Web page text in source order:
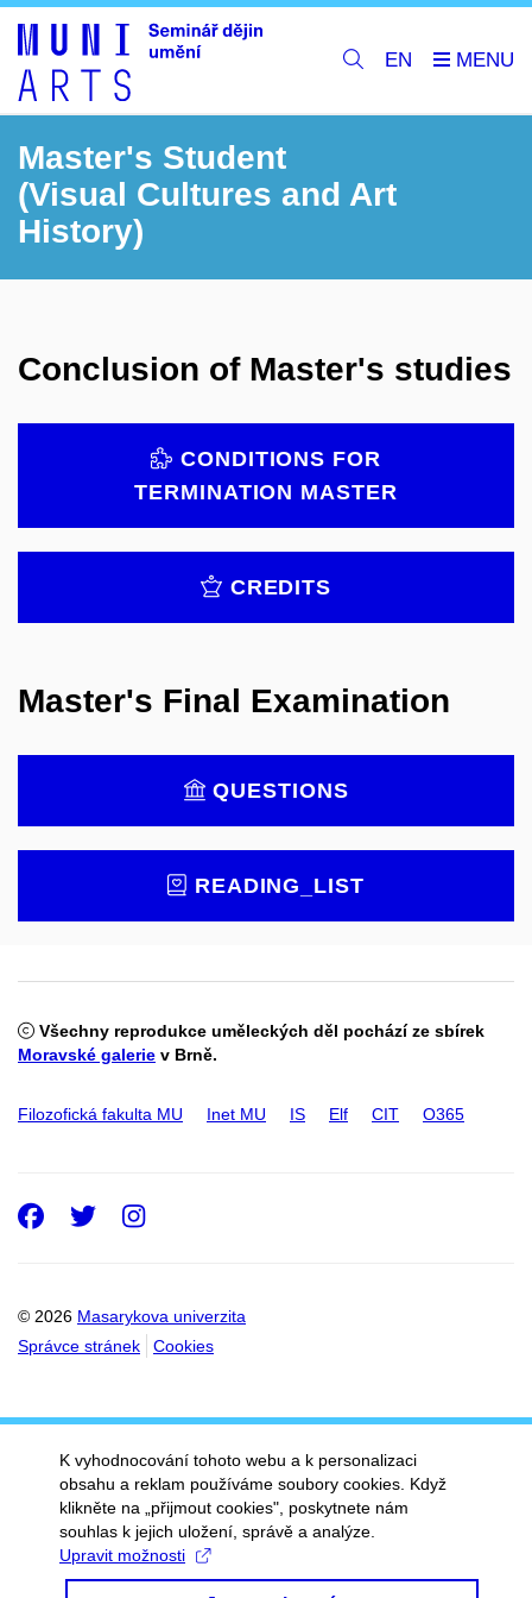
EN
Master's Student
(Visual Cultures and Art
History)
Conclusion of Master's studies
CONDITIONS FOR
TERMINATION MASTER
CREDITS
Master's Final Examination
QUESTIONS
READING_LIST
Všechny reprodukce uměleckých děl pochází ze sbírek
Moravské galerie v Brně.
Filozofická fakulta MU Inet MU IS Elf CIT O365
© 2026 Masarykova univerzita
Správce stránek
Cookies
Facebook
Twitter
Instagram
K vyhodnocování tohoto webu a k personalizaci
obsahu a reklam používáme soubory cookies. Když
klikněte na „přijmout cookies", poskytnete nám
souhlas k jejich uložení, správě a analýze.
Upravit možnosti